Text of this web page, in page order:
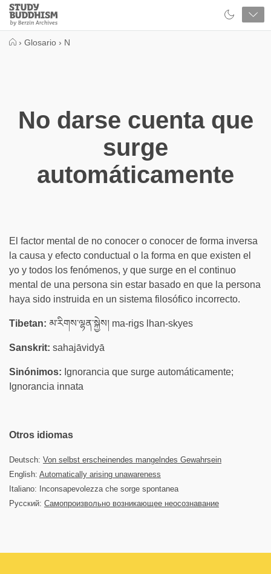
Close
Study
Buddhism
› Glosario › N
No darse cuenta que
surge
automáticamente
El factor mental de no conocer o conocer de forma inversa
la causa y efecto conductual o la forma en que existen el
yo y todos los fenómenos, y que surge en el continuo
mental de una persona sin estar basado en que la persona
haya sido instruida en un sistema filosófico incorrecto.
Tibetan: མ་རིགས་ལྷན་སྐྱེས། ma-rigs lhan-skyes
Sanskrit: sahajāvidyā
Sinónimos: Ignorancia que surge automáticamente;
Ignorancia innata
Otros idiomas
Deutsch: Von selbst erscheinendes mangelndes Gewahrsein
English: Automatically arising unawareness
Italiano: Inconsapevolezza che sorge spontanea
Русский: Самопроизвольно возникающее неосознавание